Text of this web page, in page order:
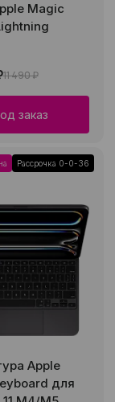
Magic
11 490 ₽
заказ
Рассрочка 0-0-36
Apple
для